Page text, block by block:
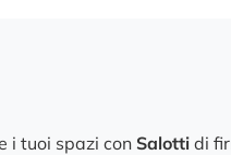
i tuoi spazi con Salotti di